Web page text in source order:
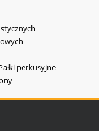
perkusyjne